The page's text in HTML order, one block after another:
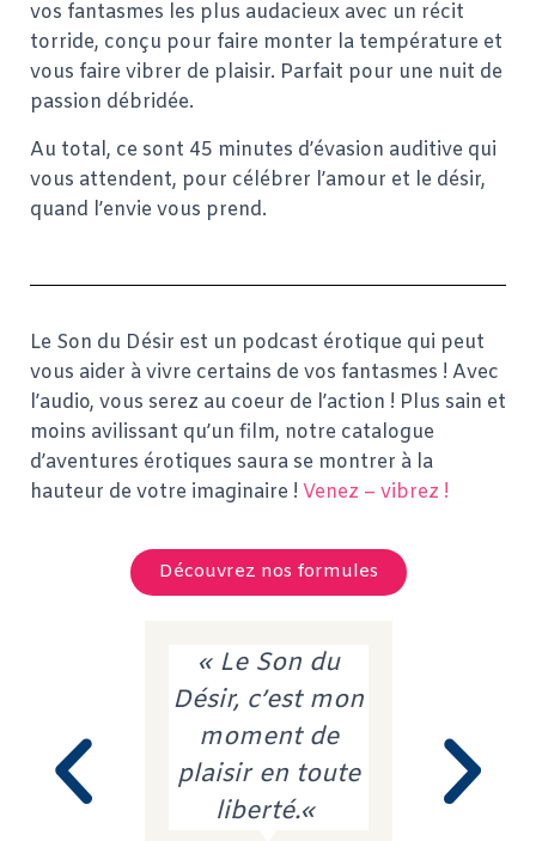
vos fantasmes les plus audacieux avec un récit
torride, conçu pour faire monter la température et
vous faire vibrer de plaisir. Parfait pour une nuit de
passion débridée.
Au total, ce sont 45 minutes d’évasion auditive qui
vous attendent, pour célébrer l’amour et le désir,
quand l’envie vous prend.
Le Son du Désir est un podcast érotique qui peut
vous aider à vivre certains de vos fantasmes ! Avec
l’audio, vous serez au coeur de l’action ! Plus sain et
moins avilissant qu’un film, notre catalogue
d’aventures érotiques saura se montrer à la
hauteur de votre imaginaire ! Venez – vibrez !
Découvrez nos formules
« Le Son du
Désir, c’est mon
moment de
plaisir en toute
liberté.«
sens